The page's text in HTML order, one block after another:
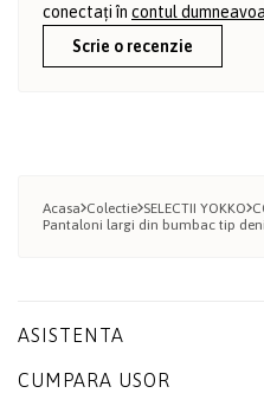
conectați în contul
Scrie o recenzie
Acasa Colectie SELECTII YOKKO
Pantaloni largi din bumbac tip
ASISTENTA
CUMPARA USOR